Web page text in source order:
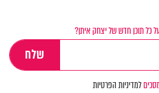
כל תוכן חדש של יצחק איתן?
למדיניות הפרטיות